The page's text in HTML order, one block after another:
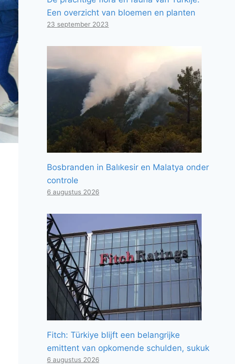
Een overzicht van bloemen en planten
23 september 2023
Bosbranden in Balıkesir en Malatya onder
controle
6 augustus 2026
Fitch: Türkiye blijft een belangrijke
emittent van opkomende schulden, sukuk
6 augustus 2026